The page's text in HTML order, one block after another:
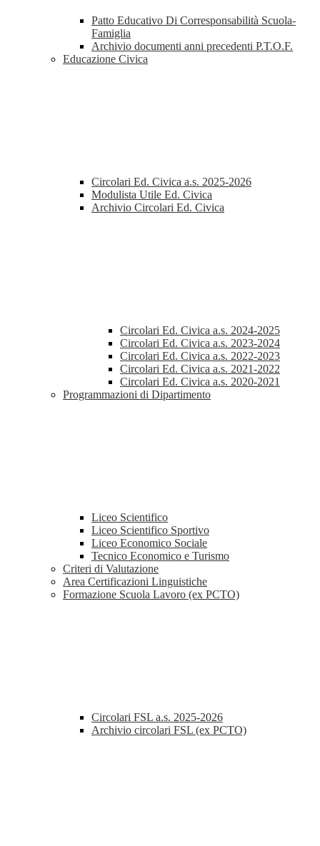
Patto Educativo Di Corresponsabilità Scuola-
Famiglia
Archivio documenti anni precedenti P.T.O.F.
Educazione Civica
Circolari Ed. Civica a.s. 2025-2026
Modulista Utile Ed. Civica
Archivio Circolari Ed. Civica
Circolari Ed. Civica a.s. 2024-2025
Circolari Ed. Civica a.s. 2023-2024
Circolari Ed. Civica a.s. 2022-2023
Circolari Ed. Civica a.s. 2021-2022
Circolari Ed. Civica a.s. 2020-2021
Programmazioni di Dipartimento
Liceo Scientifico
Liceo Scientifico Sportivo
Liceo Economico Sociale
Tecnico Economico e Turismo
Criteri di Valutazione
Area Certificazioni Linguistiche
Formazione Scuola Lavoro (ex PCTO)
Circolari FSL a.s. 2025-2026
Archivio circolari FSL (ex PCTO)